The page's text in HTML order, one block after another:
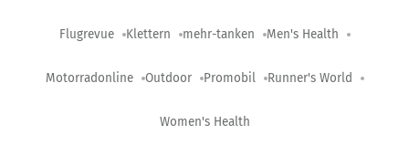
Flugrevue Klettern mehr-tanken Men's Health
Motorradonline Outdoor Promobil Runner's World
Women's Health